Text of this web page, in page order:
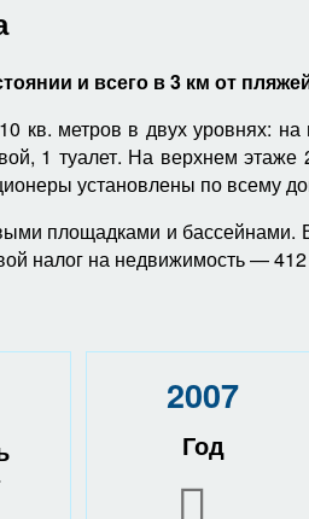
и всего в 3 км от
кв. метров в двух уровнях: на
1 туалет. На верхнем этаже
установлены по всему
площадками и бассейнами.
налог на недвижимость—
2007
Год